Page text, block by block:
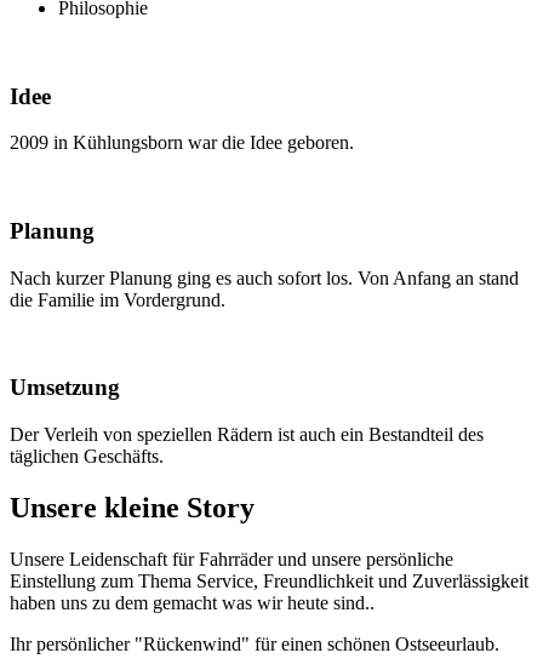
Philosophie
Idee
2009 in Kühlungsborn war die Idee geboren.
Planung
Nach kurzer Planung ging es auch sofort los. Von Anfang an stand
die Familie im Vordergrund.
Umsetzung
Der Verleih von speziellen Rädern ist auch ein Bestandteil des
täglichen Geschäfts.
Unsere kleine Story
Unsere Leidenschaft für Fahrräder und unsere persönliche
Einstellung zum Thema Service, Freundlichkeit und Zuverlässigkeit
haben uns zu dem gemacht was wir heute sind..
Ihr persönlicher "Rückenwind" für einen schönen Ostseeurlaub.